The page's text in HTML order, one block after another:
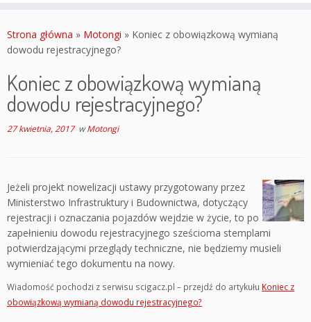
do
treści
Strona główna » Motongi » Koniec z obowiązkową wymianą
dowodu rejestracyjnego?
Koniec z obowiązkową wymianą
dowodu rejestracyjnego?
27 kwietnia, 2017wMotongi
Jeżeli projekt nowelizacji ustawy przygotowany przez
Ministerstwo Infrastruktury i Budownictwa, dotyczący
rejestracji i oznaczania pojazdów wejdzie w życie, to po
zapełnieniu dowodu rejestracyjnego sześcioma stemplami
potwierdzającymi przeglądy techniczne, nie będziemy musieli
wymieniać tego dokumentu na nowy.
Wiadomość pochodzi z serwisu scigacz.pl – przejdź do artykułu Koniec z
obowiązkową wymianą dowodu rejestracyjnego?